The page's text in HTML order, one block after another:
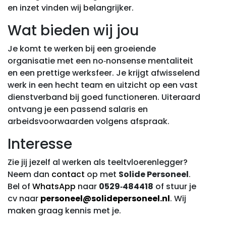
en inzet vinden wij belangrijker.
Wat bieden wij jou
Je komt te werken bij een groeiende
organisatie met een no‑nonsense mentaliteit
en een prettige werksfeer. Je krijgt afwisselend
werk in een hecht team en uitzicht op een vast
dienstverband bij goed functioneren. Uiteraard
ontvang je een passend salaris en
arbeidsvoorwaarden volgens afspraak.
Interesse
Zie jij jezelf al werken als teeltvloerenlegger?
Neem dan contact op met Solide Personeel.
Bel of WhatsApp naar 0529‑484418 of stuur je
cv naar personeel@solidepersoneel.nl. Wij
maken graag kennis met je.